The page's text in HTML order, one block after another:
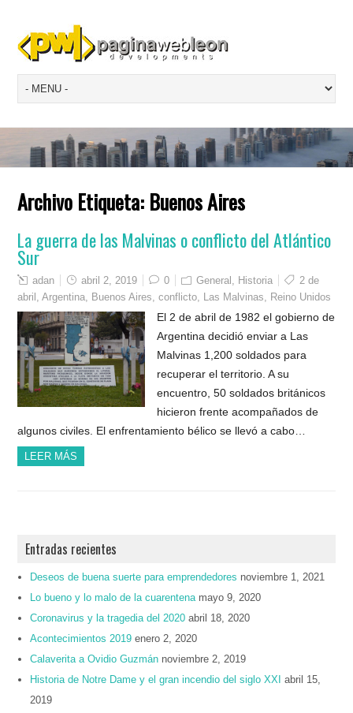
Archivo Etiqueta: Buenos Aires
La guerra de las Malvinas o conflicto del Atlántico
Sur
adan abril 2, 2019 0 General Historia
2 de
abril
,Argentina Buenos Aires ,conflicto Las Malvinas Reino Unidos
El 2 de abril de 1982 el gobierno de
Argentina decidió enviar a Las
Malvinas 1,200 soldados para
recuperar el territorio. A su
encuentro, 50 soldados británicos
hicieron frente acompañados de
algunos civiles. El enfrentamiento bélico se llevó a cabo…
LEER MÁS
Entradas recientes
Deseos de buena suerte para emprendedores noviembre 1, 2021
Lo bueno y lo malo de la cuarentena mayo 9, 2020
Coronavirus y la tragedia del 2020 abril 18, 2020
Acontecimientos 2019 enero 2, 2020
Calaverita a Ovidio Guzmán noviembre 2, 2019
Historia de Notre Dame y el gran incendio del siglo XXI
abril 15,
2019